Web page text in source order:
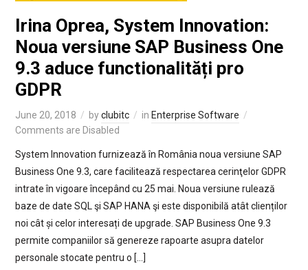
Irina Oprea, System Innovation:
Noua versiune SAP Business One
9.3 aduce functionalități pro
GDPR
June 20, 2018 byclubitc in Enterprise Software
Comments are Disabled
System Innovation furnizează în România noua versiune SAP
Business One 9.3, care facilitează respectarea cerinţelor GDPR
intrate în vigoare începând cu 25 mai. Noua versiune rulează
baze de date SQL şi SAP HANA şi este disponibilă atât clienților
noi cât și celor interesați de upgrade. SAP Business One 9.3
permite companiilor să genereze rapoarte asupra datelor
personale stocate pentru o […]